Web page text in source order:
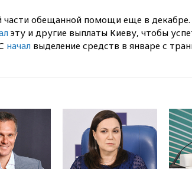
10:27
загорелся
обломков
08:57
девяти
подлете к
части обещанной помощи еще в
эту и другие выплаты Киеву, чтобы
начал выделение средств в январе с